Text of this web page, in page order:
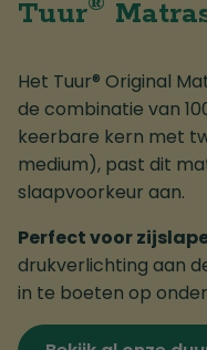
Tuur
Het Tuur® Original
de combinatie van
keerbare kern met
medium), past dit
slaapvoorkeur aan.
Perfect voor
drukverlichting aan
in te boeten op